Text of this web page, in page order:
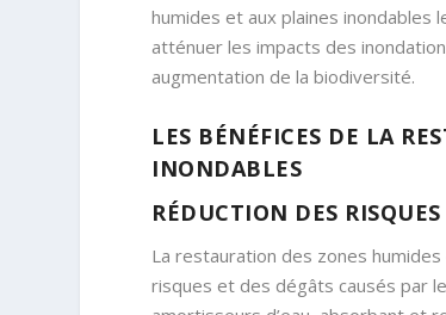
humides et aux plaines
atténuer les impacts des
augmentation de la biodiversité.
LES BÉNÉFICES DE LA
INONDABLES
RÉDUCTION DES
La restauration des zones
risques et des dégâts causés par